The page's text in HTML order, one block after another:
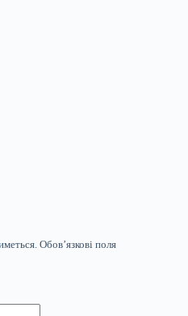
Обов’язкові поля